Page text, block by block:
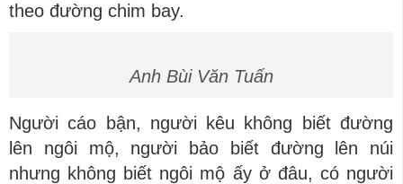
theo đường chim bay.
Anh Bùi Văn Tuấn
Người cáo bận, người kêu không biết đường
lên ngôi mộ, người bảo biết đường lên núi
nhưng không biết ngôi mộ ấy ở đâu, có người